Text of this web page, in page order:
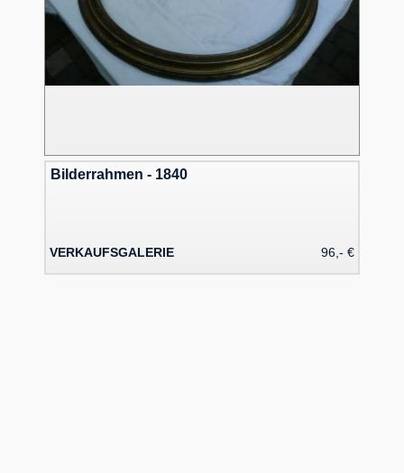
Bilderrahmen - 1840
VERKAUFSGALERIE 96,- €